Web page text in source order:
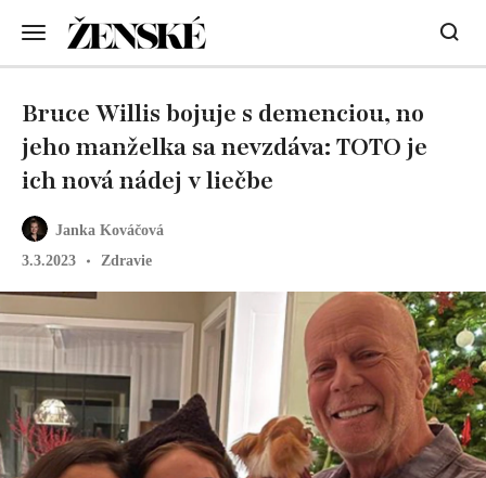
Janka Kováčová
3.3.2023
Zdravie
Bruce Willis bojuje s demenciou, no
jeho manželka sa nevzdáva: TOTO je
ich nová nádej v liečbe